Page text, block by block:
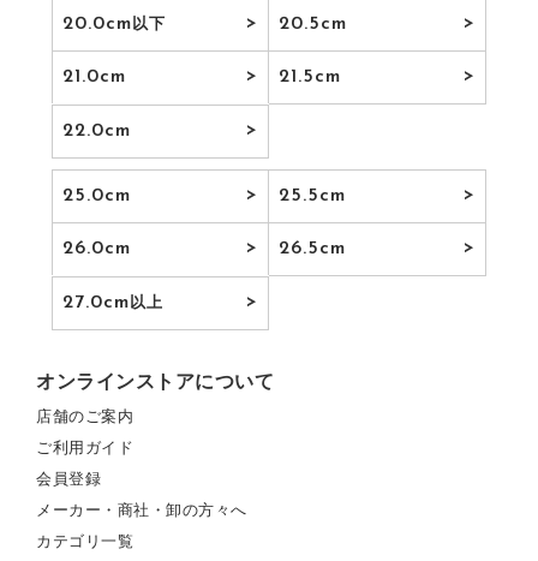
20.0cm以下 20.5cm
21.0cm 21.5cm
22.0cm
25.0cm 25.5cm
26.0cm 26.5cm
27.0cm以上
オンラインストアについて
店舗のご案内
ご利用ガイド
会員登録
メーカー・商社・卸の方々へ
カテゴリ一覧